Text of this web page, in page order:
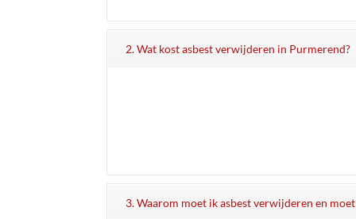
2. Wat kost asbest verwijderen in Purmerend?
3. Waarom moet ik asbest verwijderen en